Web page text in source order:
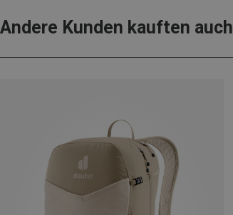
Andere Kunden kauften auch